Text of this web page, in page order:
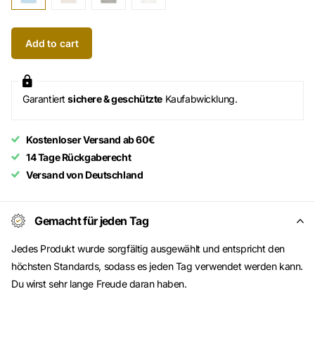
Add to cart
Garantiertsichere & geschützte Kaufabwicklung.
Kostenloser Versand ab 60€
14 Tage Rückgaberecht
Versand von Deutschland
Gemacht für jeden Tag
Jedes Produkt wurde sorgfältig ausgewählt und entspricht den
höchsten Standards, sodass es jeden Tag verwendet werden kann.
Du wirst sehr lange Freude daran haben.